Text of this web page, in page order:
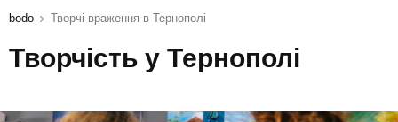
bodo Творчі враження в Тернополі
Творчість у Тернополі